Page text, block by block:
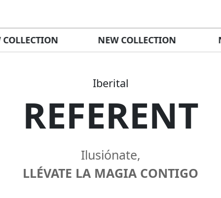
COLLECTION NEW COLLECTION
Iberital
REFERENT
Ilusiónate,
LLÉVATE LA MAGIA CONTIGO